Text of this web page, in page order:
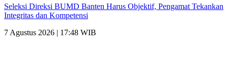
Seleksi Direksi BUMD Banten Harus Objektif, Pengamat Tekankan
Integritas dan Kompetensi
7 Agustus 2026 | 17:48 WIB